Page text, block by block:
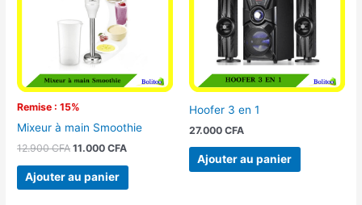
Remise : 15%
Mixeur à main Smoothie
12.900CFA 11.000CFA
Ajouter au panier
Hoofer 3 en 1
27.000 CFA
Ajouter au panier